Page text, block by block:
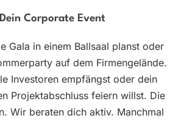
Corporate Event
Gala in einem Ballsaal planst oder
auf dem Firmengelände.
Investoren empfängst oder dein
Projektabschluss feiern willst. Die
Wir beraten dich aktiv. Manchmal